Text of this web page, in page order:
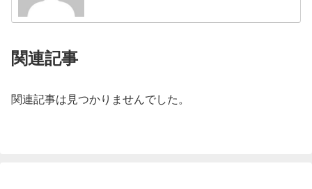
関連記事
関連記事は見つかりませんでした。